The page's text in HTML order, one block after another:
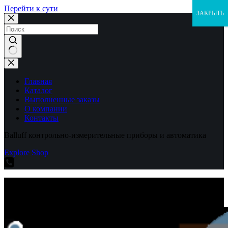
Перейти к сути
Ничего
не
найденоГлавная
Каталог
Выполненные заказы
О компании
Контакты
Balluff контрольно-измерительные приборы и автоматика
Explore Shop
ЗАКРЫТЬ